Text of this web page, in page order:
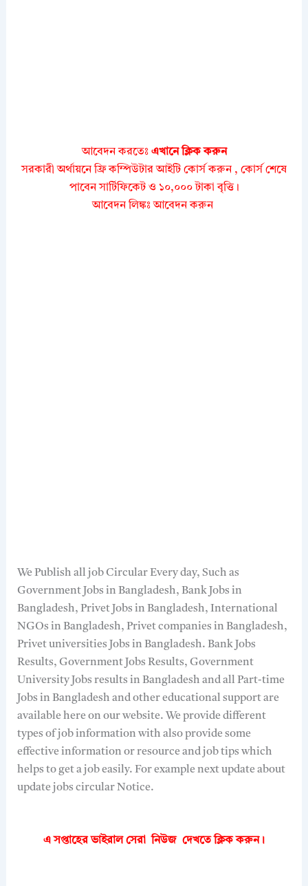
আবেদন করতেঃ এখানে ক্লিক করুন
সরকারী অর্থায়নে ফ্রি কম্পিউটার আইটি কোর্স করুন , কোর্স শেষে
পাবেন সার্টিফিকেট ও ১০,০০০ টাকা বৃত্তি।
আবেদন লিঙ্কঃ আবেদন করুন
We Publish all job Circular Every day, Such as
Government Jobs in Bangladesh, Bank Jobs in
Bangladesh, Privet Jobs in Bangladesh, International
NGOs in Bangladesh, Privet companies in Bangladesh,
Privet universities Jobs in Bangladesh. Bank Jobs
Results, Government Jobs Results, Government
University Jobs results in Bangladesh and all Part-time
Jobs in Bangladesh and other educational support are
available here on our website. We provide different
types of job information with also provide some
effective information or resource and job tips which
helps to get a job easily. For example next update about
update jobs circular Notice.
এ সপ্তাহের ভাইরাল সেরা নিউজ দেখতেক্লিক করুন।